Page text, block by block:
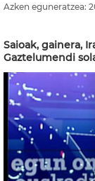
Azken eguneratzea:
Saioak, gainera,
Gaztelumendi